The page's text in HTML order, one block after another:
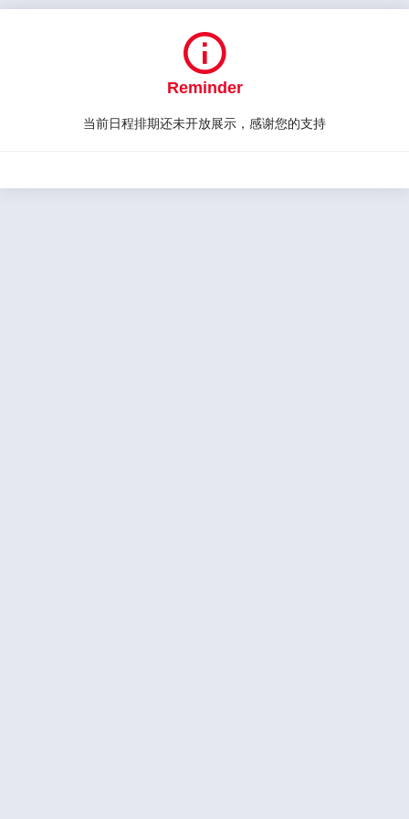

Reminder
当前日程排期还未开放展示，感谢您的支持